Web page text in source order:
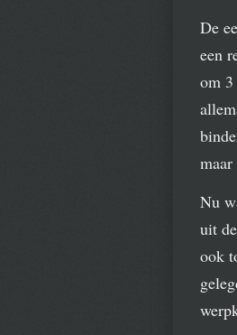
De
een
om
Nu
uit
ook